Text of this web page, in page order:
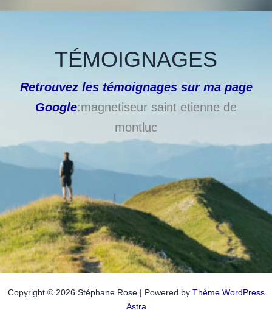
TÉMOIGNAGES
Retrouvez les témoignages sur ma page
Google:magnetiseur saint etienne de
montluc
Copyright © 2026 Stéphane Rose | Powered by Thème WordPress
Astra